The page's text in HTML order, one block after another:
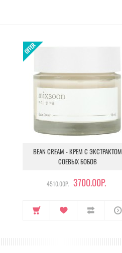
BEAN CREAM - КРЕМ С ЭКСТРАКТОМ
СОЕВЫХ БОБОВ
4510.00Р. 3700.00Р.